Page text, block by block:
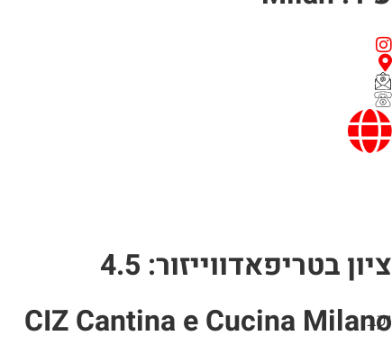
ציון בטריפאדווייזור: 4.5
יקב
CIZ Cantina e Cucina Milano